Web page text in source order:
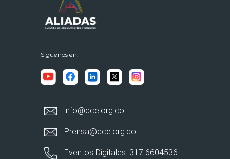
Síguenos en:
info@cce.org.co
Prensa@cce.org.co
Eventos Digitales: 317 6604536